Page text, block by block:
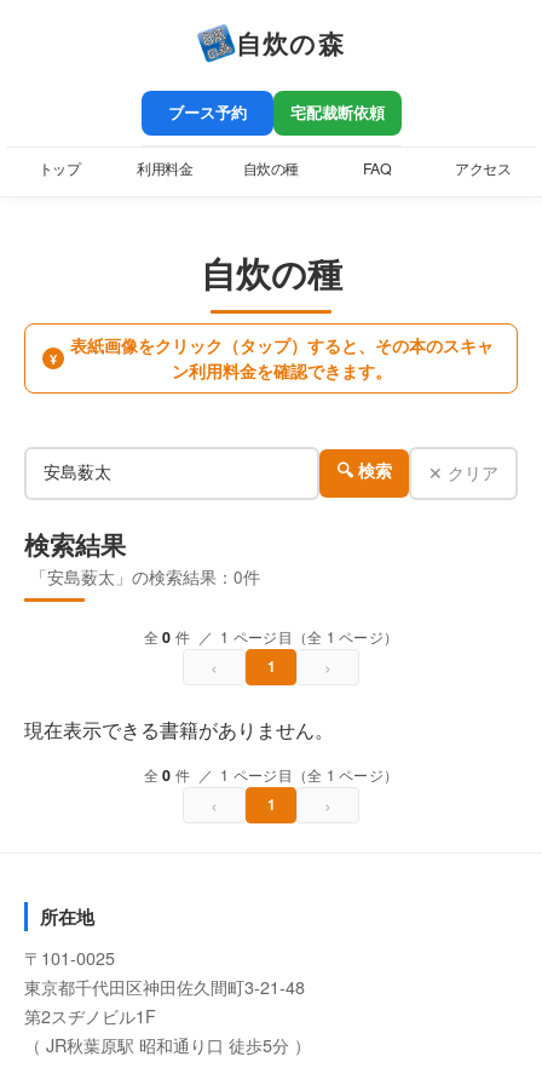
自炊の森
ブース予約 宅配裁断依頼
トップ 利用料金 自炊の種 FAQ アクセス
自炊の種
¥
表紙画像をクリック（タップ）すると、その本のスキャ
ン利用料金を確認できます。
🔍 検索 ✕ クリア
検索結果
「安島薮太」の検索結果：0件
全0 件 ／ 1 ページ目（全 1 ページ）
‹ 1 ›
現在表示できる書籍がありません。
全0 件 ／ 1 ページ目（全 1 ページ）
‹ 1 ›
所在地
〒101-0025
東京都千代田区神田佐久間町3-21-48
第2スヂノビル1F
（ JR秋葉原駅 昭和通り口 徒歩5分 ）